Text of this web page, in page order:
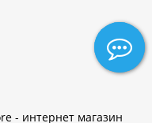
- интернет магазин